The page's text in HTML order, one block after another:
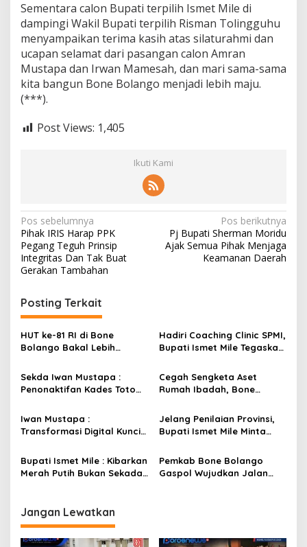
Sementara calon Bupati terpilih Ismet Mile di
dampingi Wakil Bupati terpilih Risman Tolingguhu
menyampaikan terima kasih atas silaturahmi dan
ucapan selamat dari pasangan calon Amran
Mustapa dan Irwan Mamesah, dan mari sama-sama
kita bangun Bone Bolango menjadi lebih maju.
(***).
Post Views: 1,405
Ikuti Kami
N
a
v
i
g
a
s
i
p
o
s
Pos sebelumnya
Pihak IRIS Harap PPK
Pegang Teguh Prinsip
Integritas Dan Tak Buat
Gerakan Tambahan
Pos berikutnya
Pj Bupati Sherman Moridu
Ajak Semua Pihak Menjaga
Keamanan Daerah
Posting Terkait
HUT ke-81 RI di Bone
Bolango Bakal Lebih
Beragam Kegiatan
Libatkan Masyarakat
Hadiri Coaching Clinic SPMI,
Bupati Ismet Mile Tegaskan
Guru Jadi Prioritas
Pendidikan Bone Bolango
Sekda Iwan Mustapa :
Penonaktifan Kades Toto
DPRD Nilai Keputusan
Pemda Tepat
Cegah Sengketa Aset
Rumah Ibadah, Bone
Isbat Wakaf dan Sertifikasi
Tanah
Iwan Mustapa :
Transformasi Digital Kunci
Masyarakat Hidup Bersih
dan Sehat
Jelang Penilaian Provinsi,
Bupati Ismet Mile Minta
Pelayanan Posyandu
Bupati Ismet Mile : Kibarkan
Merah Putih Bukan Sekadar
Pemkab Bone Bolango
Gaspol Wujudkan Jalan
Jangan Lewatkan